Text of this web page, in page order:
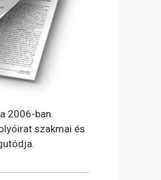
2006-ban.
szakmai és